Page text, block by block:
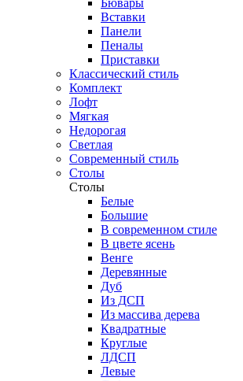
Бювары
Вставки
Панели
Пеналы
Приставки
Классический стиль
Комплект
Лофт
Мягкая
Недорогая
Светлая
Современный стиль
Столы
Столы
Белые
Большие
В современном стиле
В цвете ясень
Венге
Деревянные
Дуб
Из ДСП
Из массива дерева
Квадратные
Круглые
ЛДСП
Левые